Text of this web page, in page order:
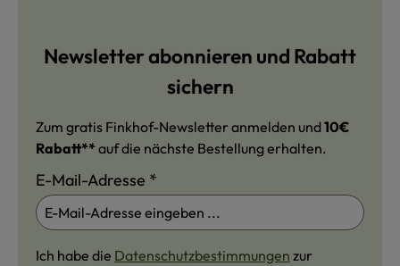
Newsletter abonnieren und Rabatt
sichern
Zum gratis Finkhof-Newsletter anmelden und10€
Rabatt** auf die nächste Bestellung erhalten.
E-Mail-Adresse *
Ich habe die Datenschutzbestimmungen zur